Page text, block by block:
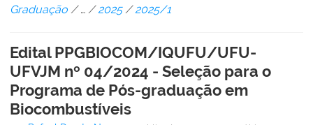
Graduação /… /2025 /2025/1
Edital PPGBIOCOM/IQUFU/UFU-
UFVJM nº 04/2024 - Seleção para o
Programa de Pós-graduação em
Biocombustíveis